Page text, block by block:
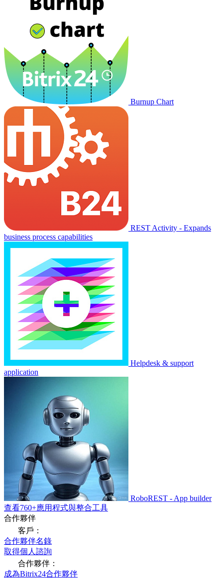
Burnup Chart
REST Activity - Expands
business process capabilities
Helpdesk & support
application
RoboREST - App builder
查看760+應用程式與整合工具
合作夥伴
客戶：
合作夥伴名錄
取得個人諮詢
合作夥伴：
成為Bitrix24合作夥伴